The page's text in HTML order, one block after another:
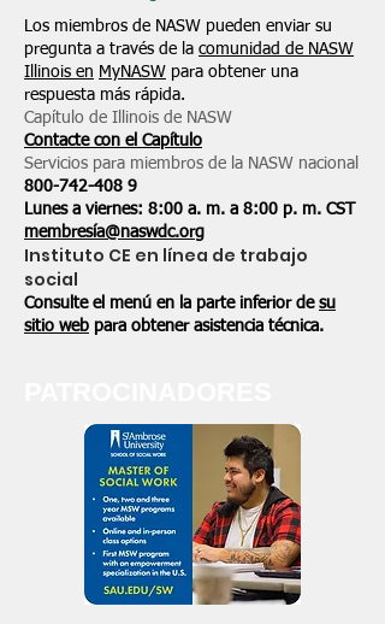
Los miembros de NASW pueden enviar su
pregunta a través de la comunidad de NASW
Illinois en MyNASW para obtener una
respuesta más rápida.
Capítulo de Illinois de NASW
Contacte con el Capítulo
Servicios para miembros de la NASW nacional
800-742-408 9
Lunes a viernes: 8:00 a. m. a 8:00 p. m. CST
membresía@naswdc.org
Instituto CE en línea de trabajo
social
Consulte el menú en la parte inferior de su
sitio web para obtener asistencia técnica.